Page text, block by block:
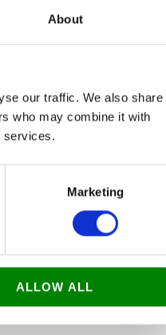
About
our traffic. We also share
who may combine it with
services.
Marketing
ALLOW ALL